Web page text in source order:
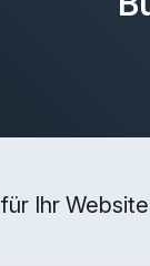
für Ihr